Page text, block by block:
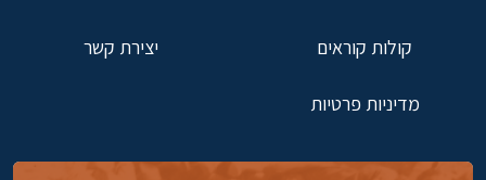
קולות קוראים יצירת קשר
מדיניות פרטיות